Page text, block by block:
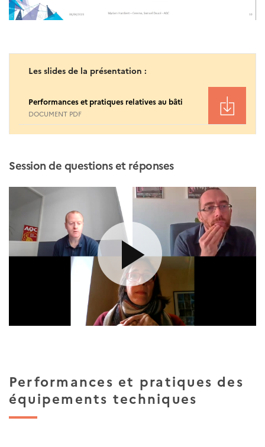
Les slides de la présentation :
Performances et pratiques relatives au bâti
DOCUMENT PDF
Session de questions et réponses
Performances et pratiques des
équipements techniques